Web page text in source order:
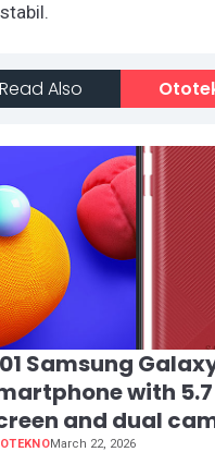
Read Also
Samsung
with
and dual
March 22, 2026